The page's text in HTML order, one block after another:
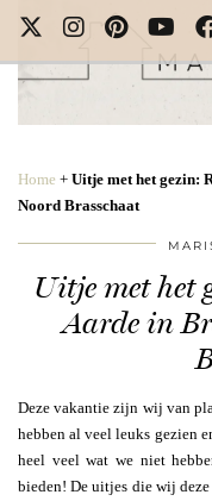
Home + Uitje met het gezin:
Noord Brasschaat
Uitje met het
Aarde in
Deze vakantie zijn wij van
hebben al veel leuks gezien
heel veel wat we niet
bieden! De uitjes die wij